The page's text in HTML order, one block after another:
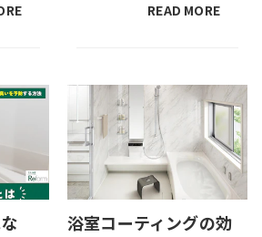
READ MORE
浴室コーティングの効